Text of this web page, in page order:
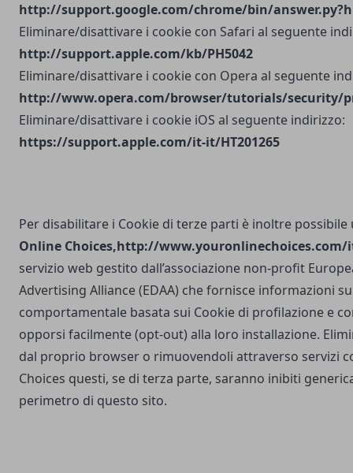
http://support.google.com/chrome/bin/
Eliminare/disattivare i cookie con Safari al seguente
http://support.apple.com/kb/PH5042
Eliminare/disattivare i cookie con Opera al seguente
http://www.opera.com/browser/tutorials/security/
Eliminare/disattivare i cookie iOS al seguente indirizzo:
https://support.apple.com/it-it/HT201265
Per disabilitare i Cookie di terze parti è inoltre
Online Choices,http://www.youronlinechoices.com/
servizio web gestito dall’associazione non-profit
Advertising Alliance (EDAA) che fornisce informazioni
comportamentale basata sui Cookie di profilazione e
opporsi facilmente (opt-out) alla loro installazione.
dal proprio browser o rimuovendoli attraverso servizi
Choices questi, se di terza parte, saranno inibiti
perimetro di questo sito.